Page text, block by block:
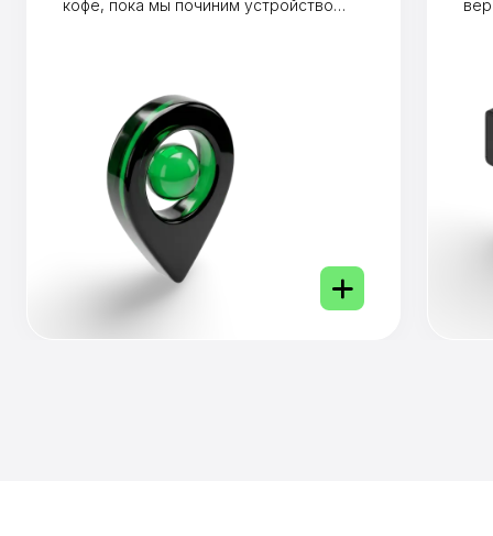
кофе, пока мы починим устройство